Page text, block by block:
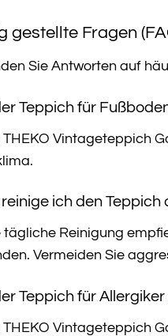
gestellte Fragen
Sie Antworten auf
Teppich für
THEKO Vintageteppich
reinige ich den Teppich
tägliche Reinigung
Vermeiden Sie
Teppich für
THEKO Vintageteppich